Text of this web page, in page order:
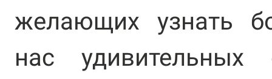
желающих узнать
нас удивительных